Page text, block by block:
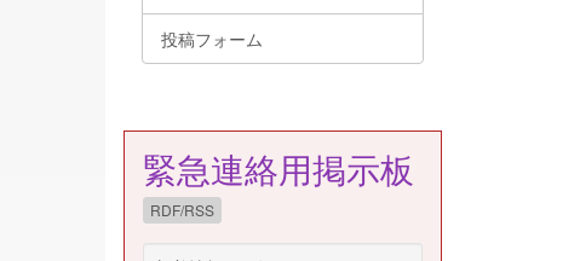
投稿フォーム
緊急連絡用掲示板
RDF/RSS